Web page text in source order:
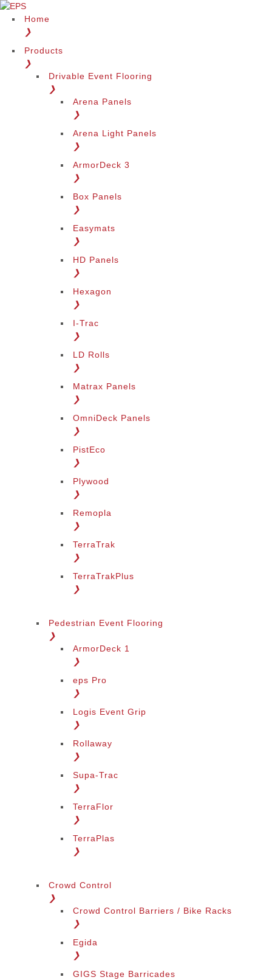
Home
❯
Products
❯
Drivable Event Flooring
❯
Arena Panels
❯
Arena Light Panels
❯
ArmorDeck 3
❯
Box Panels
❯
Easymats
❯
HD Panels
❯
Hexagon
❯
I-Trac
❯
LD Rolls
❯
Matrax Panels
❯
OmniDeck Panels
❯
PistEco
❯
Plywood
❯
Remopla
❯
TerraTrak
❯
TerraTrakPlus
❯
Pedestrian Event Flooring
❯
ArmorDeck 1
❯
eps Pro
❯
Logis Event Grip
❯
Rollaway
❯
Supa-Trac
❯
TerraFlor
❯
TerraPlas
❯
Crowd Control
❯
Crowd Control Barriers / Bike Racks
❯
Egida
❯
GIGS Stage Barricades